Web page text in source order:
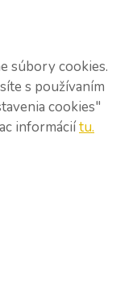
súbory cookies.
s používaním
cookies"
informáciítu.